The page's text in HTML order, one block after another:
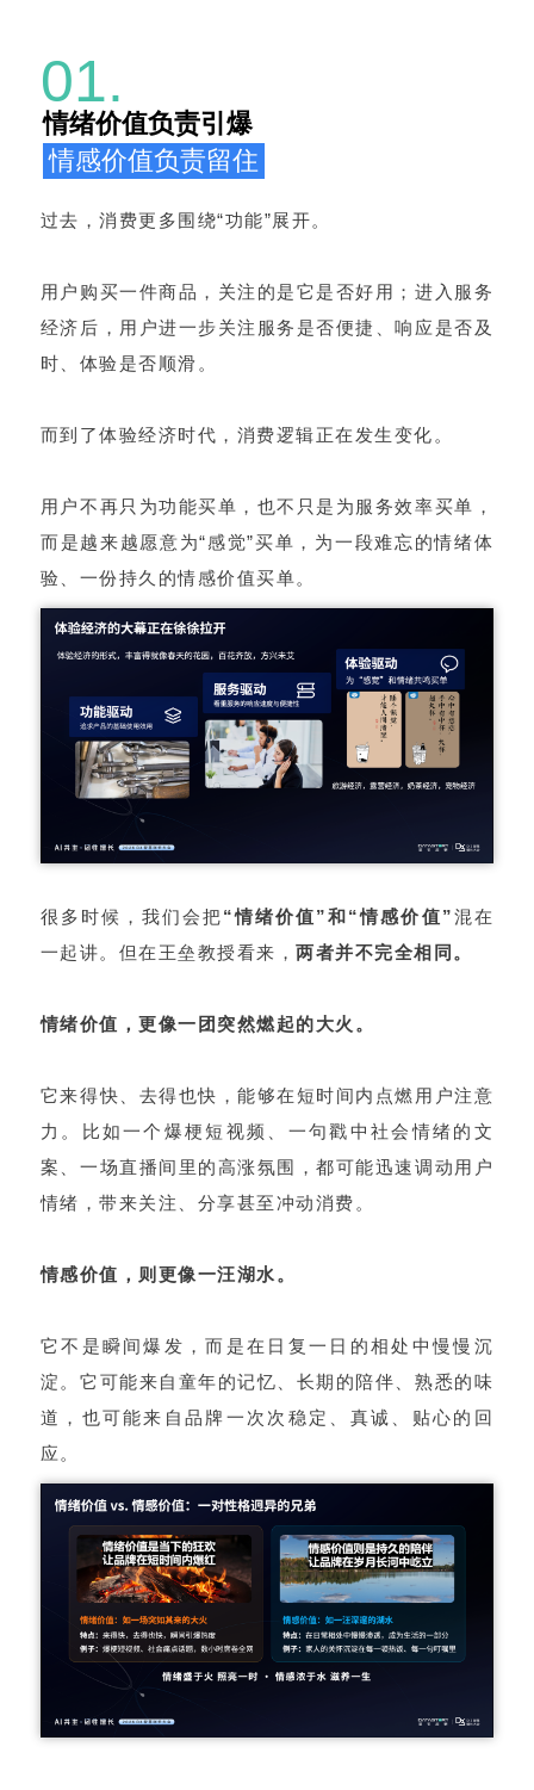
01.
情绪价值负责引爆
情感价值负责留住
过去，消费更多围绕“功能”展开。
用户购买一件商品，关注的是它是否好用；进入服务
经济后，用户进一步关注服务是否便捷、响应是否及
时、体验是否顺滑。
而到了体验经济时代，消费逻辑正在发生变化。
用户不再只为功能买单，也不只是为服务效率买单，
而是越来越愿意为“感觉”买单，为一段难忘的情绪体
验、一份持久的情感价值买单。
很多时候，我们会把“情绪价值”和“情感价值”混在
一起讲。但在王垒教授看来，两者并不完全相同。
情绪价值，更像一团突然燃起的大火。
它来得快、去得也快，能够在短时间内点燃用户注意
力。比如一个爆梗短视频、一句戳中社会情绪的文
案、一场直播间里的高涨氛围，都可能迅速调动用户
情绪，带来关注、分享甚至冲动消费。
情感价值，则更像一汪湖水。
它不是瞬间爆发，而是在日复一日的相处中慢慢沉
淀。它可能来自童年的记忆、长期的陪伴、熟悉的味
道，也可能来自品牌一次次稳定、真诚、贴心的回
应。